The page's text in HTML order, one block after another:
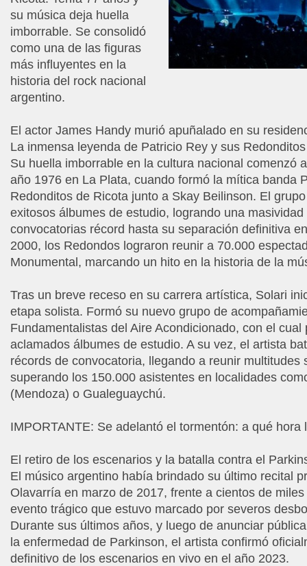
su música deja huella
imborrable. Se consolidó
como una de las figuras
más influyentes en la
historia del rock nacional
argentino.
El actor James Handy murió apuñalado en su
La inmensa leyenda de Patricio Rey y sus
Su huella imborrable en la cultura nacional comenzó
año 1976 en La Plata, cuando formó la mítica banda
Redonditos de Ricota junto a Skay Beilinson. El
exitosos álbumes de estudio, logrando una
convocatorias récord hasta su separación definitiva
2000, los Redondos lograron reunir a 70.000
Monumental, marcando un hito en la historia de la
Tras un breve receso en su carrera artística, Solari
etapa solista. Formó su nuevo grupo de
Fundamentalistas del Aire Acondicionado, con el cual
aclamados álbumes de estudio. A su vez, el artista
récords de convocatoria, llegando a reunir multitudes
superando los 150.000 asistentes en localidades
(Mendoza) o Gualeguaychú.
IMPORTANTE: Se adelantó el tormentón: a qué hora
El retiro de los escenarios y la batalla contra el
El músico argentino había brindado su último recital
Olavarría en marzo de 2017, frente a cientos de
evento trágico que estuvo marcado por severos
Durante sus últimos años, y luego de anunciar
la enfermedad de Parkinson, el artista confirmó
definitivo de los escenarios en vivo en el año 2023.